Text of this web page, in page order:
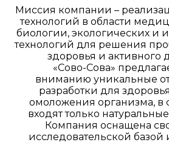
Миссия компании –
технологий в области
биологии, экологических и
технологий для решения
здоровья и активного
«Сово-Сова»
вниманию уникальные
разработки для
омоложения организма, в
входят только
Компания оснащена
исследовательской базой